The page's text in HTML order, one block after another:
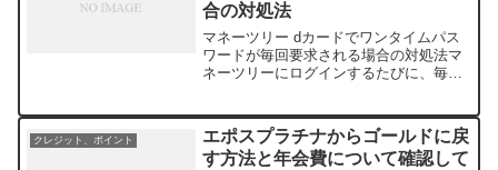
合の対処法
マネーツリー dカードでワンタイムパス
ワードが毎回要求される場合の対処法マ
ネーツリーにログインするたびに、毎回
な事象で困っている人が多いはず。前回
記事にも書いたが、マ...
クレジット、ポイント
エポスプラチナからゴールドに戻
す方法と年会費について確認して